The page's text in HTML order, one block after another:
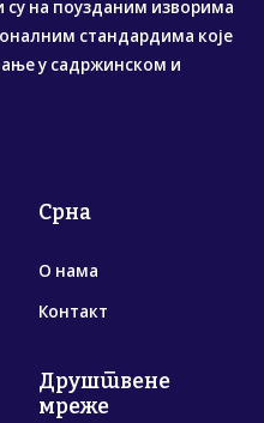
су на поузданим изворима
стандардима које
у садржинском и
Срна
О нама
Контакт
Друштвене
мреже